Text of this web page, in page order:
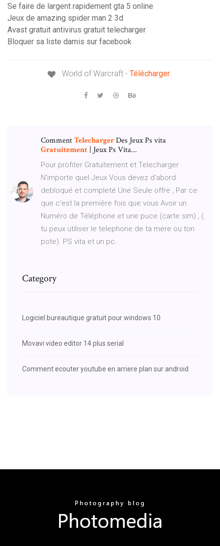
Se faire de largent rapidement gta 5 online
Jeux de amazing spider man 2 3d
Avast gratuit antivirus gratuit telecharger
Bloquer sa liste damis sur facebook
World of Warcraft - Télécharger
CommentTelechargerDes Jeux Ps vita
Gratuitement | Jeux Ps Vita...
Pour profiter Gratuitement et Telecharger
N'importe quel Jeux Vous devez d'abord
debloqué et completé Une Seule offre , Par ce
que c'est la première fois que vous Avoir un
Numéro de Téléphone et une puce (carte sim) , (
tu peux utiliser le telephone de ta mere ou ton
pote). PS vita et un pc.
Category
Logiciel bureautique gratuit pour windows 10
Movavi video editor 14 plus serial
Comment ecouter youtube en arriere plan sur android